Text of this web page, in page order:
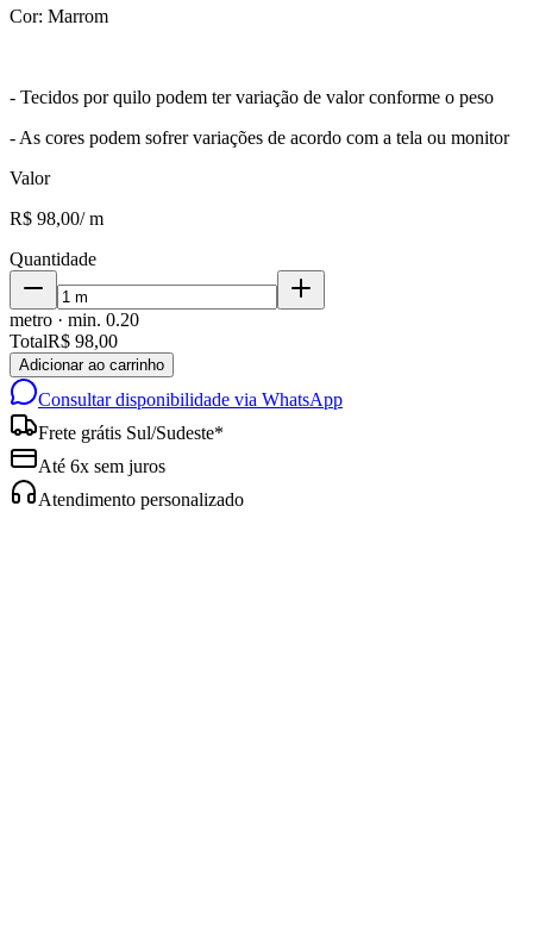
Cor: Marrom
- Tecidos por quilo podem ter variação de valor conforme o peso
- As cores podem sofrer variações de acordo com a tela ou monitor
Valor
R$ 98,00/m
Quantidade
metro · min. 0.20
TotalR$ 98,00
Adicionar ao carrinho
Consultar disponibilidade via WhatsApp
Frete grátis Sul/Sudeste*
Até 6x sem juros
Atendimento personalizado